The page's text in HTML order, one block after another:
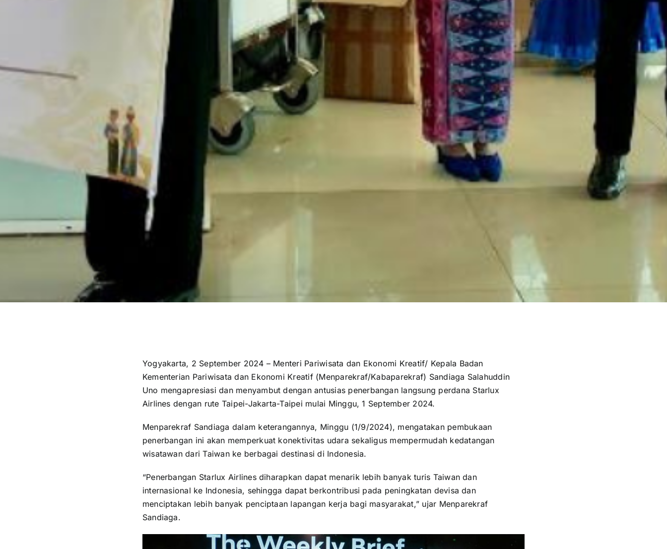
Yogyakarta, 2 September 2024 – Menteri Pariwisata dan Ekonomi Kreatif/ Kepala Badan
Kementerian Pariwisata dan Ekonomi Kreatif (Menparekraf/Kabaparekraf) Sandiaga Salahuddin
Uno mengapresiasi dan menyambut dengan antusias penerbangan langsung perdana Starlux
Airlines dengan rute Taipei-Jakarta-Taipei mulai Minggu, 1 September 2024.
Menparekraf Sandiaga dalam keterangannya, Minggu (1/9/2024), mengatakan pembukaan
penerbangan ini akan memperkuat konektivitas udara sekaligus mempermudah kedatangan
wisatawan dari Taiwan ke berbagai destinasi di Indonesia.
“Penerbangan Starlux Airlines diharapkan dapat menarik lebih banyak turis Taiwan dan
internasional ke Indonesia, sehingga dapat berkontribusi pada peningkatan devisa dan
menciptakan lebih banyak penciptaan lapangan kerja bagi masyarakat,” ujar Menparekraf
Sandiaga.